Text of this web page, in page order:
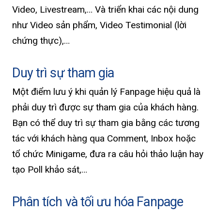
Video, Livestream,… Và triển khai các nội dung
như Video sản phẩm, Video Testimonial (lời
chứng thực),…
Duy trì sự tham gia
Một điểm lưu ý khi quản lý Fanpage hiệu quả là
phải duy trì được sự tham gia của khách hàng.
Bạn có thể duy trì sự tham gia bằng các tương
tác với khách hàng qua Comment, Inbox hoặc
tổ chức Minigame, đưa ra câu hỏi thảo luận hay
tạo Poll khảo sát,…
Phân tích và tối ưu hóa Fanpage